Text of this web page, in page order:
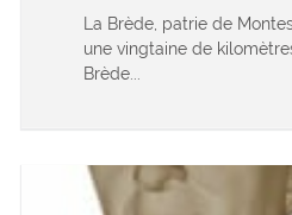
La Brède, patrie de
une vingtaine de
Brède...